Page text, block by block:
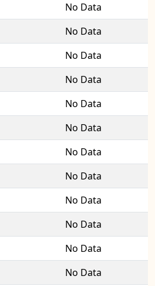
No Data
No Data
No Data
No Data
No Data
No Data
No Data
No Data
No Data
No Data
No Data
No Data